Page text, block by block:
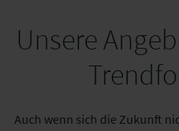
Unsere
Auch wenn sich die Zukunft